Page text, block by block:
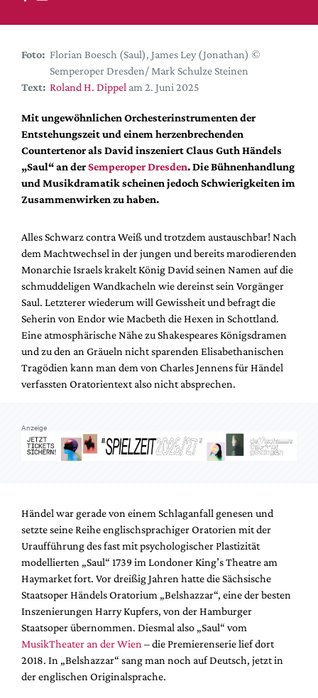
DdB-map
Premierensuche
Festival-Planer
Alle Hefte
Leseproben
Podcast
Service
Newsletter
Redaktion
Autor:innen
Partner
Mediadaten
Suche
Foto: Florian Boesch (Saul), James Ley (Jonathan) ©
Semperoper Dresden/ Mark Schulze Steinen
Text: Roland H. Dippel am 2. Juni 2025
Mit ungewöhnlichen Orchesterinstrumenten der
Entstehungszeit und einem herzenbrechenden
Countertenor als David inszeniert Claus Guth Händels
„Saul“ an derSemperoper Dresden. Die Bühnenhandlung
und Musikdramatik scheinen jedoch Schwierigkeiten im
Zusammenwirken zu haben.
Alles Schwarz contra Weiß und trotzdem austauschbar! Nach
dem Machtwechsel in der jungen und bereits marodierenden
Monarchie Israels krakelt König David seinen Namen auf die
schmuddeligen Wandkacheln wie dereinst sein Vorgänger
Saul. Letzterer wiederum will Gewissheit und befragt die
Seherin von Endor wie Macbeth die Hexen in Schottland.
Eine atmosphärische Nähe zu Shakespeares Königsdramen
und zu den an Gräueln nicht sparenden Elisabethanischen
Tragödien kann man dem von Charles Jennens für Händel
verfassten Oratorientext also nicht absprechen.
Anzeige
Händel war gerade von einem Schlaganfall genesen und
setzte seine Reihe englischsprachiger Oratorien mit der
Uraufführung des fast mit psychologischer Plastizität
modellierten „Saul“ 1739 im Londoner King’s Theatre am
Haymarket fort. Vor dreißig Jahren hatte die Sächsische
Staatsoper Händels Oratorium „Belshazzar“, eine der besten
Inszenierungen Harry Kupfers, von der Hamburger
Staatsoper übernommen. Diesmal also „Saul“ vom
MusikTheater an der Wien – die Premierenserie lief dort
2018. In „Belshazzar“ sang man noch auf Deutsch, jetzt in
der englischen Originalsprache.